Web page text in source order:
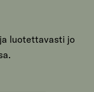
luotettavasti jo